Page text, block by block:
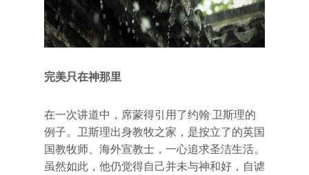
完美只在神那里
在一次讲道中，席蒙得引用了约翰·卫斯理的
例子。卫斯理出身教牧之家，是按立了的英国
国教牧师、海外宣教士，一心追求圣洁生活。
虽然如此，他仍觉得自己并未与神和好，自谑